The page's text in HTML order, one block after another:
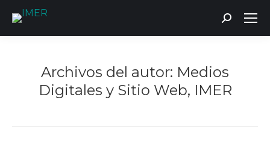
Buscar:
Archivos del autor: Medios
Digitales y Sitio Web, IMER